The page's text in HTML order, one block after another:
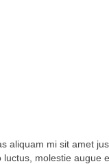
aliquam mi sit amet
molestie